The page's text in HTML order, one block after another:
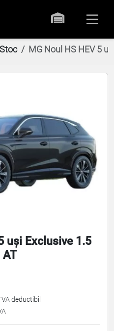
Stoc MG Noul HS HEV 5
uși Exclusive 1.5
AT
deductibil